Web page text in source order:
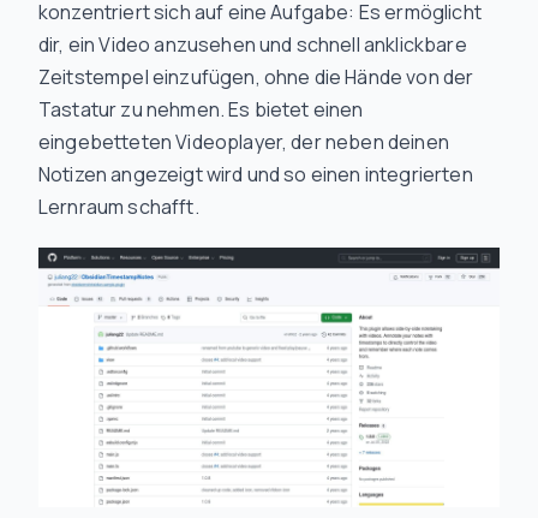
konzentriert sich auf eine Aufgabe: Es ermöglicht
dir, ein Video anzusehen und schnell anklickbare
Zeitstempel einzufügen, ohne die Hände von der
Tastatur zu nehmen. Es bietet einen
eingebetteten Videoplayer, der neben deinen
Notizen angezeigt wird und so einen integrierten
Lernraum schafft.